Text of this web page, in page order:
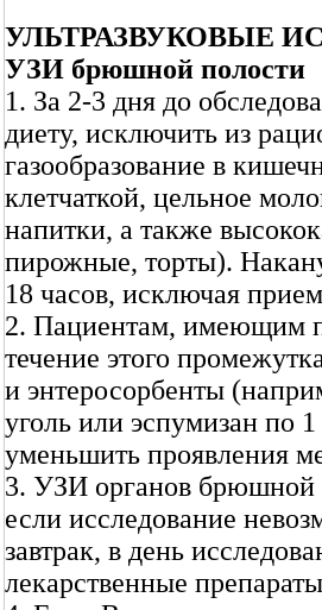
УЛЬТРАЗВУКОВЫЕ
УЗИ брюшной полости
1. За 2-3 дня до
диету, исключить из
газообразование в
клетчаткой, цельное
напитки, а также
пирожные, торты).
18 часов, исключая
2. Пациентам, имеющим
течение этого
и энтеросорбенты
уголь или эспумизан по
уменьшить проявления
3. УЗИ органов брюшной
если исследование
завтрак, в день
лекарственные